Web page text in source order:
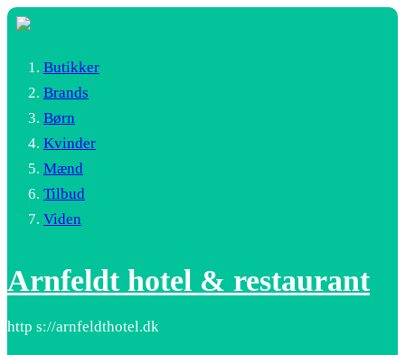
Butikker
Brands
Børn
Kvinder
Mænd
Tilbud
Viden
Arnfeldt hotel & restaurant
http s://arnfeldthotel.dk